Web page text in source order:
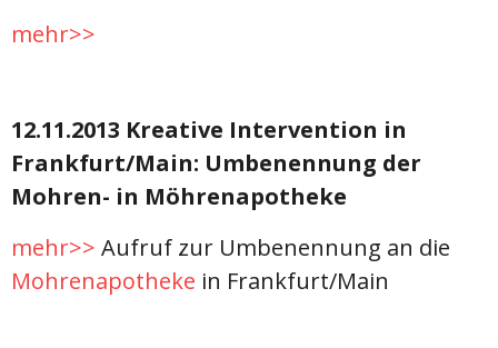
mehr>>
12.11.2013 Kreative Intervention in
Frankfurt/Main: Umbenennung der
Mohren- in Möhrenapotheke
mehr>> Aufruf zur Umbenennung an die
Mohrenapotheke in Frankfurt/Main